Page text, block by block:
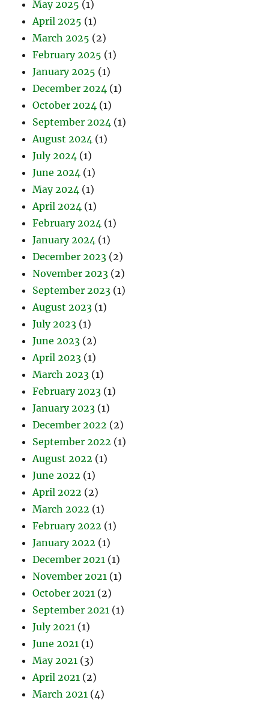
May 2025 (1)
April 2025 (1)
March 2025 (2)
February 2025 (1)
January 2025 (1)
December 2024 (1)
October 2024 (1)
September 2024 (1)
August 2024 (1)
July 2024 (1)
June 2024 (1)
May 2024 (1)
April 2024 (1)
February 2024 (1)
January 2024 (1)
December 2023 (2)
November 2023 (2)
September 2023 (1)
August 2023 (1)
July 2023 (1)
June 2023 (2)
April 2023 (1)
March 2023 (1)
February 2023 (1)
January 2023 (1)
December 2022 (2)
September 2022 (1)
August 2022 (1)
June 2022 (1)
April 2022 (2)
March 2022 (1)
February 2022 (1)
January 2022 (1)
December 2021 (1)
November 2021 (1)
October 2021 (2)
September 2021 (1)
July 2021 (1)
June 2021 (1)
May 2021 (3)
April 2021 (2)
March 2021 (4)